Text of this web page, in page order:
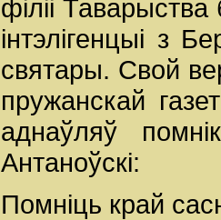
філіі
інтэлігенцыі з
святары. Свой
пружанскай
аднаўляў
Антаноўскі:
Помніць край